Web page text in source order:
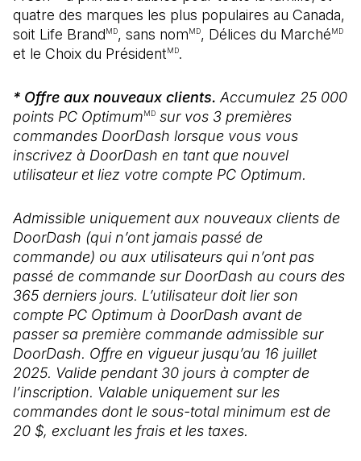
quatre des marques les plus populaires au Canada,
soit Life BrandMD, sans nomMD, Délices du MarchéMD
et le Choix du PrésidentMD.
* Offre aux nouveaux clients. Accumulez 25 000
points PC OptimumMD sur vos 3 premières
commandes DoorDash lorsque vous vous
inscrivez à DoorDash en tant que nouvel
utilisateur et liez votre compte PC Optimum.
Admissible uniquement aux nouveaux clients de
DoorDash (qui n’ont jamais passé de
commande) ou aux utilisateurs qui n’ont pas
passé de commande sur DoorDash au cours des
365 derniers jours. L’utilisateur doit lier son
compte PC Optimum à DoorDash avant de
passer sa première commande admissible sur
DoorDash. Offre en vigueur jusqu’au 16 juillet
2025. Valide pendant 30 jours à compter de
l’inscription. Valable uniquement sur les
commandes dont le sous-total minimum est de
20 $, excluant les frais et les taxes.